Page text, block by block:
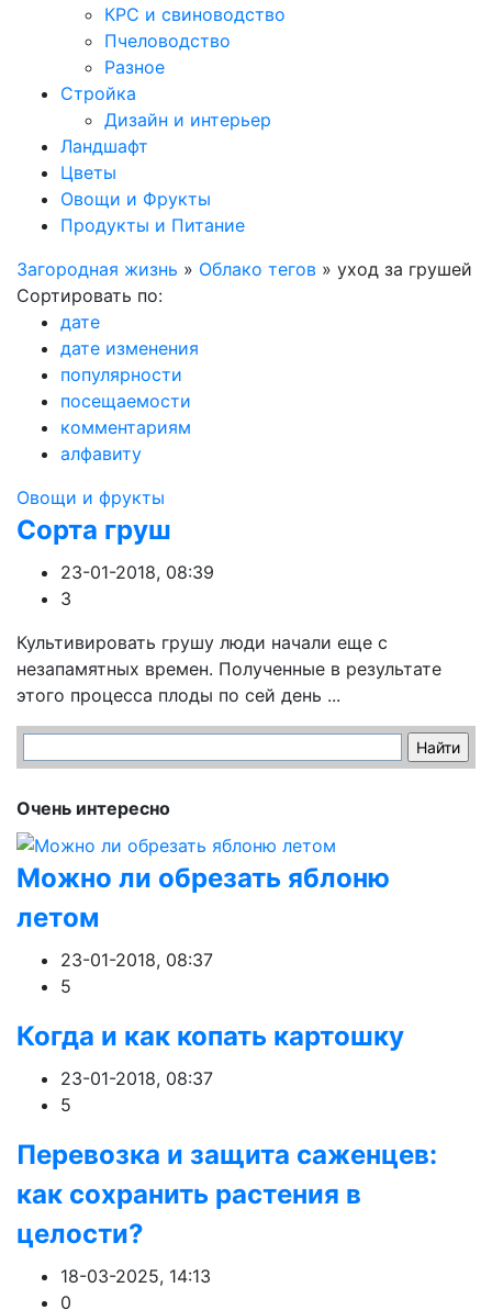
КРС и свиноводство
Пчеловодство
Разное
Стройка
Дизайн и интерьер
Ландшафт
Цветы
Овощи и Фрукты
Продукты и Питание
Загородная жизнь » Облако тегов » уход за грушей
Сортировать по:
дате
дате изменения
популярности
посещаемости
комментариям
алфавиту
Овощи и фрукты
Сорта груш
23-01-2018, 08:39
3
Культивировать грушу люди начали еще с
незапамятных времен. Полученные в результате
этого процесса плоды по сей день ...
Очень интересно
Можно ли обрезать яблоню
летом
23-01-2018, 08:37
5
Когда и как копать картошку
23-01-2018, 08:37
5
Перевозка и защита саженцев:
как сохранить растения в
целости?
18-03-2025, 14:13
0